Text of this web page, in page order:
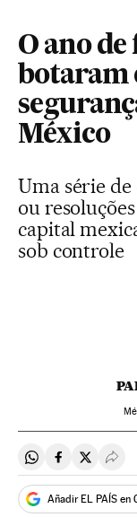
O ano
botaram
México
Uma série de
ou
capital
sob controle
Compartir en
Compartir
Añadir EL PAÍS en